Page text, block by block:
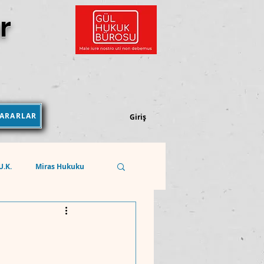
Kararlar Kütüphanesi
Giriş
Miras Hukuku
Sosyal Güvenlik Hukuku